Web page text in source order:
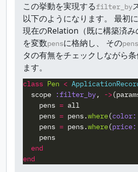
この挙動を実現するfilter_by
以下のようになります。 最初に
現在のRelation（既に構築済み
を変数pensに格納し、 そのpens
タの有無をチェックしながら
ます。
class Pen <
scope
:filter_by, ->(
pens = all
pens = pens.where(color:
pens = pens.where(price:
pens
end
end